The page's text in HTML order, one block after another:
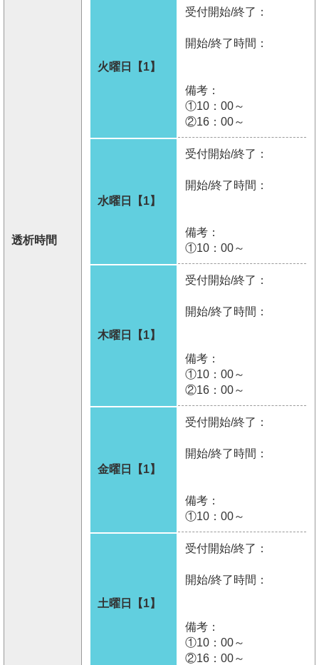
透析時間
火曜日【1】
受付開始/終了：
開始/終了時間：
備考：
①10：00～
②16：00～
水曜日【1】
受付開始/終了：
開始/終了時間：
備考：
①10：00～
木曜日【1】
受付開始/終了：
開始/終了時間：
備考：
①10：00～
②16：00～
金曜日【1】
受付開始/終了：
開始/終了時間：
備考：
①10：00～
土曜日【1】
受付開始/終了：
開始/終了時間：
備考：
①10：00～
②16：00～